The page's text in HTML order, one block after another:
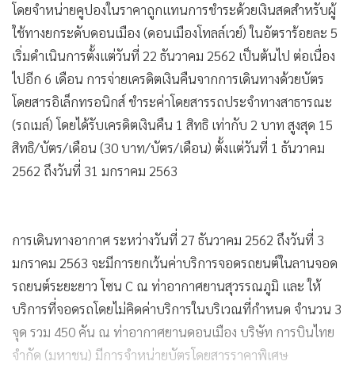
โดยจำหน่ายคูปองในราคาถูกแทนการชำระด้วยเงินสดสำหรับผู้
ใช้ทางยกระดับดอนเมือง (ดอนเมืองโทลล์เวย์) ในอัตราร้อยละ 5
เริ่มดำเนินการตั้งแต่วันที่ 22 ธันวาคม 2562 เป็นต้นไป ต่อเนื่อง
ไปอีก 6 เดือน การจ่ายเครดิตเงินคืนจากการเดินทางด้วยบัตร
โดยสารอิเล็กทรอนิกส์ ชำระค่าโดยสารรถประจำทางสาธารณะ
(รถเมล์) โดยได้รับเครดิตเงินคืน 1 สิทธิ เท่ากับ 2 บาท สูงสุด 15
สิทธิ/บัตร/เดือน (30 บาท/บัตร/เดือน) ตั้งแต่วันที่ 1 ธันวาคม
2562 ถึงวันที่ 31 มกราคม 2563
การเดินทางอากาศ ระหว่างวันที่ 27 ธันวาคม 2562 ถึงวันที่ 3
มกราคม 2563 จะมีการยกเว้นค่าบริการจอดรถยนต์ในลานจอด
รถยนต์ระยะยาว โซน C ณ ท่าอากาศยานสุวรรณภูมิ และ ให้
บริการที่จอดรถโดยไม่คิดค่าบริการในบริเวณที่กำหนด จำนวน 3
จุด รวม 450 คัน ณ ท่าอากาศยานดอนเมือง บริษัท การบินไทย
จำกัด (มหาชน) มีการจำหน่ายบัตรโดยสารราคาพิเศษ